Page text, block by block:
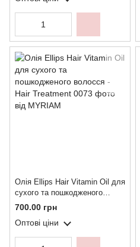
Олія Ellips Hair Vitamin Oil для
сухого та пошкодженого
волосся - Hair Treatment
700.00 грн
Оптові ціни